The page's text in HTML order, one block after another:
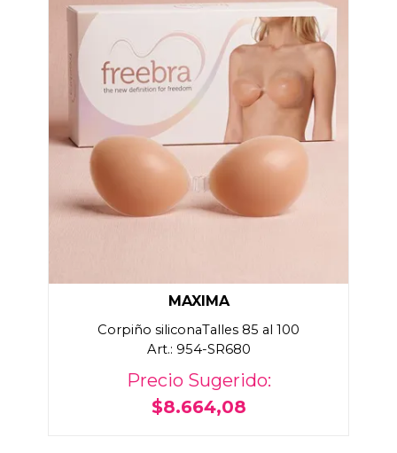
MAXIMA
Corpiño siliconaTalles 85 al 100
Art.: 954-SR680
Precio Sugerido:
$8.664,08